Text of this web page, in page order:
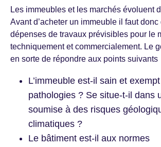
Les immeubles et les marchés évoluent
Avant d’acheter un immeuble il faut
dépenses de travaux prévisibles pour le
techniquement et commercialement. Le
en sorte de répondre aux points suivants
L’immeuble est-il sain et
pathologies ? Se situe-t-il dans
soumise à des risques
climatiques ?
Le bâtiment est-il aux normes